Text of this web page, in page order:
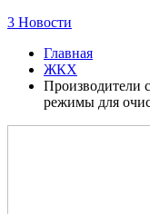
3 Новости
Главная
ЖКХ
Производители
режимы для